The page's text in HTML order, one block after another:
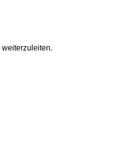
weiterzuleiten.